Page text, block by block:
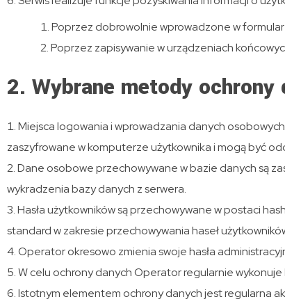
Poprzez dobrowolnie wprowadzone w
Poprzez zapisywanie w urządzeniach
2. Wybrane metody
Miejsca logowania i wprowadzania danych
zaszyfrowane w komputerze użytkownika i mogą być
Dane osobowe przechowywane w bazie danych są
wykradzenia bazy danych z serwera.
Hasła użytkowników są przechowywane w postaci
standard w zakresie przechowywania haseł
Operator okresowo zmienia swoje hasła
W celu ochrony danych Operator regularnie
Istotnym elementem ochrony danych jest regularna